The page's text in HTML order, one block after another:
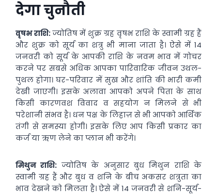
देगा चुनौती
वृषभ राशि:ज्योतिष में शुक्र ग्रह वृषभ राशि के स्वामी ग्रह हैं
और शुक्र को सूर्य का शत्रु भी माना जाता है। ऐसे में 14
जनवरी को सूर्य के आपकी राशि के नवम भाव में गोचर
करने पर सबसे अधिक आपका पारिवारिक जीवन उथल-
पुथल होगा। घर-परिवार में सुख और शांति की भारी कमी
देखी जाएगी। इसके अलावा आपको अपने पिता के साथ
किसी कारणवश विवाद व सहयोग न मिलने से भी
परेशानी संभव है। धन पक्ष के लिहाज़ से भी आपको आर्थिक
तंगी से समस्या होगी। इसके लिए आप किसी प्रकार का
कर्ज या ऋण लेने का प्लान भी करेंगे।
मिथुन राशि: ज्योतिष के अनुसार बुध मिथुन राशि के
स्वामी ग्रह हैं और बुध व शनि के बीच अकसर शत्रुता का
भाव देखने को मिलता है। ऐसे में 14 जनवरी से शनि-सूर्य-